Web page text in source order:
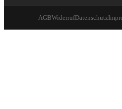
AGBWiderrufDatenschutz